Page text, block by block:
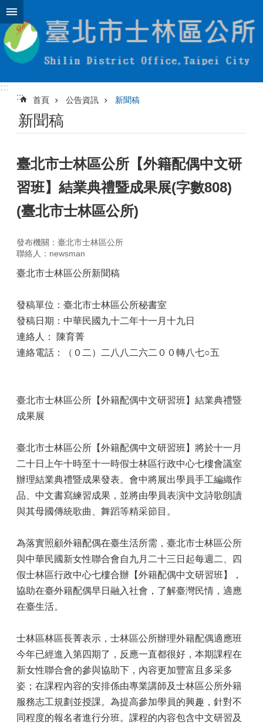
跳到主要內容區塊
:::
:::
首頁 公告資訊 新聞稿
新聞稿
臺北市士林區公所【外籍配偶中文研
習班】結業典禮暨成果展(字數808)
(臺北市士林區公所)
發布機關：臺北市士林區公所
聯絡人：newsman
臺北市士林區公所新聞稿
發稿單位：臺北市士林區公所秘書室
發稿日期：中華民國九十二年十一月十九日
連絡人： 陳育菁
連絡電話：（０二）二八八二六二００轉八七○五
臺北市士林區公所【外籍配偶中文研習班】結業典禮暨
成果展
臺北市士林區公所【外籍配偶中文研習班】將於十一月
二十日上午十時至十一時假士林區行政中心七樓會議室
辦理結業典禮暨成果發表。會中將展出學員手工編織作
品、中文書寫練習成果，並將由學員表演中文詩歌朗讀
與其母國傳統歌曲、舞蹈等精采節目。
為落實照顧外籍配偶在臺生活所需，臺北市士林區公所
與中華民國新女性聯合會自九月二十三日起每週二、四
假士林區行政中心七樓合辦【外籍配偶中文研習班】，
協助在臺外籍配偶早日融入社會，了解臺灣民情，適應
在臺生活。
士林區林區長菁表示，士林區公所辦理外籍配偶適應班
今年已經進入第四期了，反應一直都很好，本期課程在
新女性聯合會的參與協助下，內容更加豐富且多采多
姿；在課程內容的安排係由專業講師及士林區公所外籍
服務志工規劃並授課。為提高參加學員的興趣，針對不
同程度的報名者進行分班。課程的內容包含中文研習及